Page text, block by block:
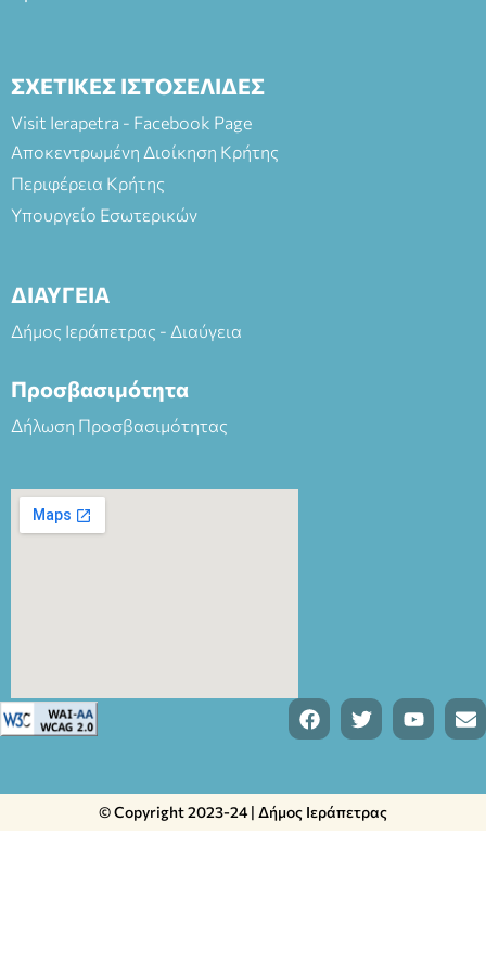
ΣΧΕΤΙΚΕΣ ΙΣΤΟΣΕΛΙΔΕΣ
Visit Ierapetra - Facebook Page
Αποκεντρωμένη Διοίκηση Κρήτης
Περιφέρεια Κρήτης
Υπουργείο Εσωτερικών
ΔΙΑΥΓΕΙΑ
Δήμος Ιεράπετρας - Διαύγεια
Προσβασιμότητα
Δήλωση Προσβασιμότητας
© Copyright 2023-24 | Δήμος Ιεράπετρας